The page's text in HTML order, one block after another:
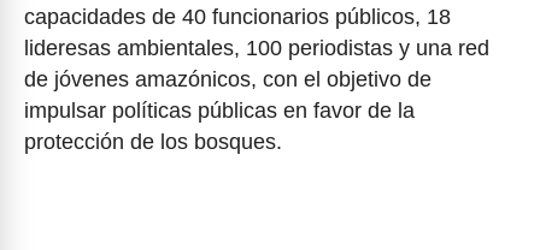
capacidades de 40 funcionarios públicos, 18
lideresas ambientales, 100 periodistas y una red
de jóvenes amazónicos, con el objetivo de
impulsar políticas públicas en favor de la
protección de los bosques.